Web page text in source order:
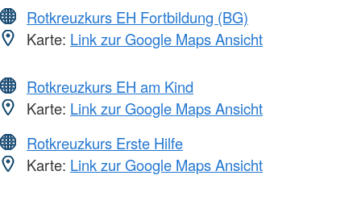
Rotkreuzkurs EH Fortbildung (BG)
Karte: Link zur Google Maps Ansicht
Rotkreuzkurs EH am Kind
Karte: Link zur Google Maps Ansicht
Rotkreuzkurs Erste Hilfe
Karte: Link zur Google Maps Ansicht